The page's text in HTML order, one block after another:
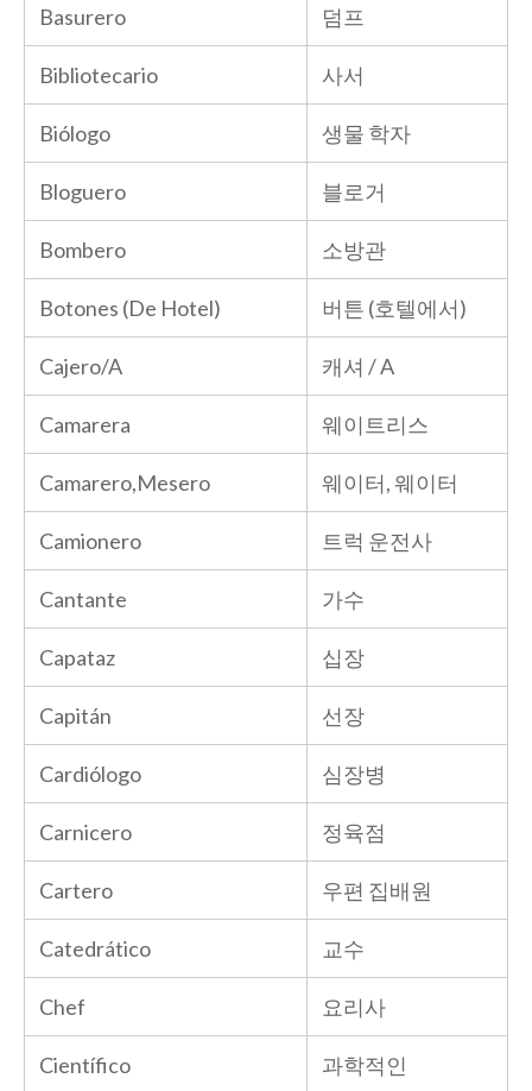
Basurero 덤프
Bibliotecario 사서
Biólogo 생물 학자
Bloguero 블로거
Bombero 소방관
Botones (De Hotel) 버튼 (호텔에서)
Cajero/A 캐셔 / A
Camarera 웨이트리스
Camarero,Mesero 웨이터, 웨이터
Camionero 트럭 운전사
Cantante 가수
Capataz 십장
Capitán 선장
Cardiólogo 심장병
Carnicero 정육점
Cartero 우편 집배원
Catedrático 교수
Chef 요리사
Científico 과학적인